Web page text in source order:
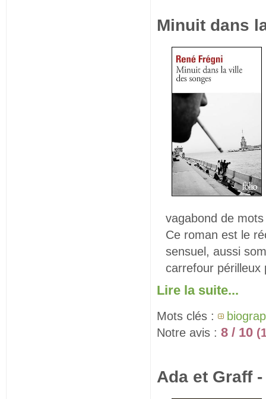
Minuit dans
vagabond de
Ce roman est le
sensuel, aussi
carrefour périlleux
Lire la suite...
Mots clés :
Notre avis : 8 / 10
Ada et Graff